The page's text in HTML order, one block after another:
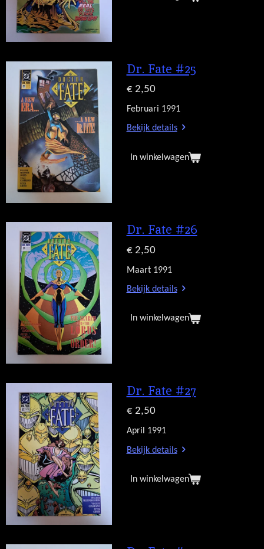
Dr. Fate #25
€ 2,50
Februari 1991
Bekijk details
In winkelwagen
Dr. Fate #26
€ 2,50
Maart 1991
Bekijk details
In winkelwagen
Dr. Fate #27
€ 2,50
April 1991
Bekijk details
In winkelwagen